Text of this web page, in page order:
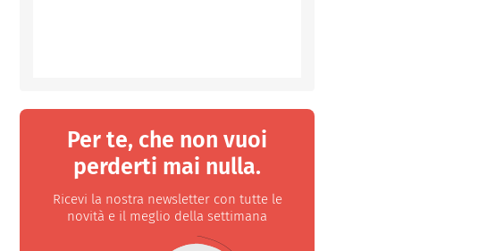
Per te, che non vuoi
perderti mai nulla.
Ricevi la nostra newsletter con tutte le
novità e il meglio della settimana